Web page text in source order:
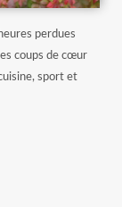
perdues
coups de cœur
sport et